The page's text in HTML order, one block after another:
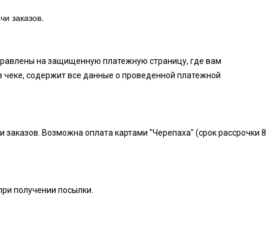
заказов.
на защищенную платежную страницу, где вам
содержит все данные о проведенной платежной
Возможна оплата картами "Черепаха" (срок рассрочки 8
получении посылки.